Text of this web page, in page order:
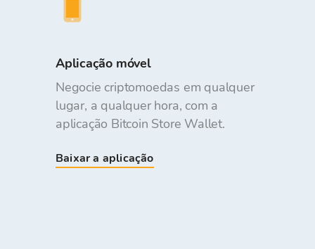
Aplicação móvel
Negocie criptomoedas em qualquer
lugar, a qualquer hora, com a
aplicação Bitcoin Store Wallet.
Baixar a aplicação